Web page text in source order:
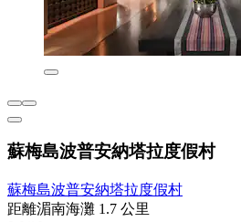
蘇梅島波普安納塔拉度假村
蘇梅島波普安納塔拉度假村
距離湄南海灘 1.7 公里